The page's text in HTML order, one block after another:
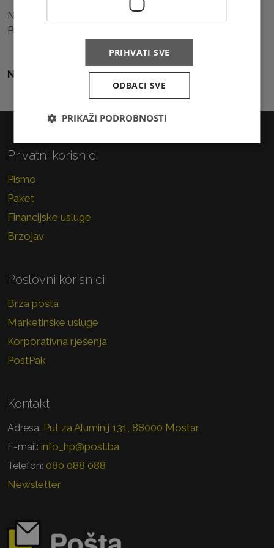
Natjecanje je otvoreno do 1. travnja 2022. godine.
Propozicije natjecanja možete pročitati
Natrag na sve vijesti
Privatni korisnici
Pismo
Paket
Financijske usluge
Brzojav
Poslovni korisnici
Brza pošta
Marketinške usluge
Korporativna rješenja
PostPak
Kontakt
Adresa: Put za Aluminij 131, 88000 Mostar
E-mail: info_hp@post.ba
Telefon: 080 088 088
Newsletter
PRIHVATI SVE
ODBACI SVE
PRIKAŽI PODROBNOSTI